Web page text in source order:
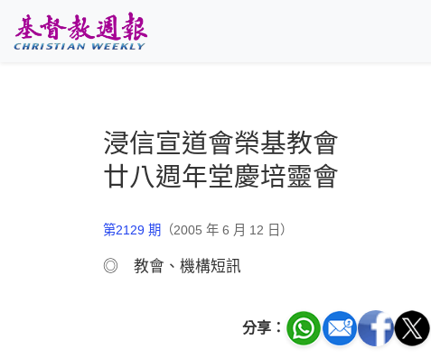
浸信宣道會榮基教會
廿八週年堂慶培靈會
第2129 期 （2005 年 6 月 12 日）
◎ 教會、機構短訊
分享：